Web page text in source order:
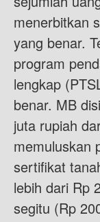
menerbitkan
yang benar.
program
lengkap
benar. MB
juta rupiah
memuluskan
sertifikat
lebih dari Rp
segitu (Rp